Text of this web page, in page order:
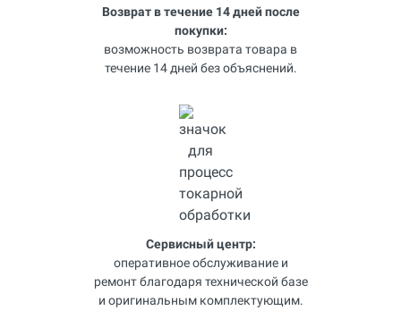
Возврат в течение 14 дней после
покупки:
возможность возврата товара в
течение 14 дней без объяснений.
Сервисный центр:
оперативное обслуживание и
ремонт благодаря технической базе
и оригинальным комплектующим.